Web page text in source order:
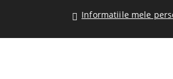
Informatiile mele